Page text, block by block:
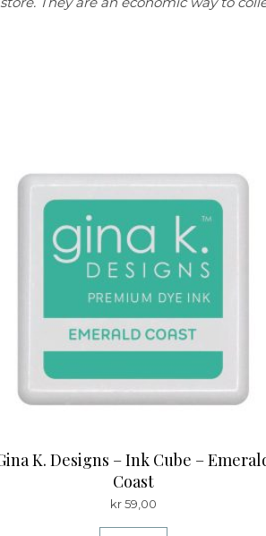
K. Designs – Ink Cube –
Coast
kr59,00